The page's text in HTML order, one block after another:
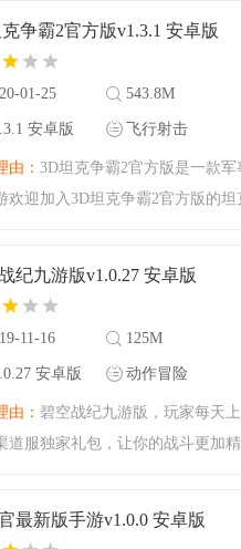
一定要快速而且准确，在生死一
争霸2官方版v1.3.1 安卓版
01-25 543.8M
安卓版 飞行射击
由： 3D坦克争霸2官方版是一款军
欢迎加入3D坦克争霸2官方版的
享坦克对战的魅力！你还在等什
纪九游版v1.0.27 安卓版
11-16 125M
安卓版 动作冒险
由： 碧空战纪九游版，玩家每天
道服独家礼包，让你的战斗更加
，华丽的特效，搭配无锁定的视
最新版手游v1.0.0 安卓版